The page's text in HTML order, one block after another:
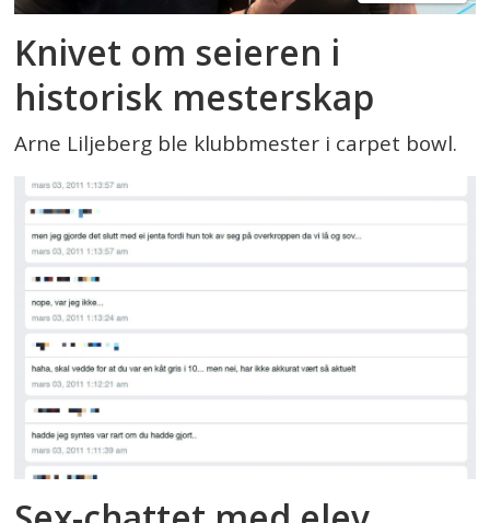
Knivet om seieren i
historisk mesterskap
Arne Liljeberg ble klubbmester i carpet bowl.